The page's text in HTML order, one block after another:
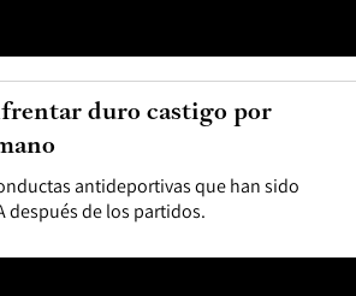
antideportivas que han sido
después de los partidos.
duro castigo por